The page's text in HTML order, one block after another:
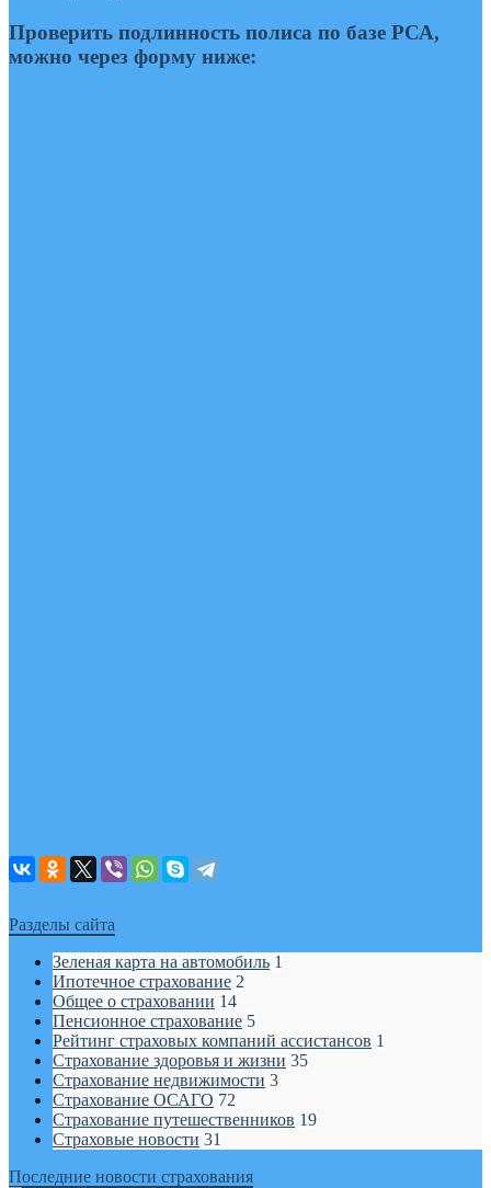
Проверить подлинность полиса по базе РСА,
можно через форму ниже:
Разделы сайта
Зеленая карта на автомобиль 1
Ипотечное страхование 2
Общее о страховании 14
Пенсионное страхование 5
Рейтинг страховых компаний ассистансов 1
Страхование здоровья и жизни 35
Страхование недвижимости 3
Страхование ОСАГО 72
Страхование путешественников 19
Страховые новости 31
Последние новости страхования